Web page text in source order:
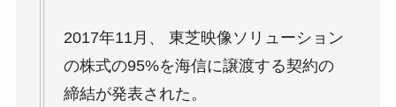
2017年11月、 東芝映像ソリューション
の株式の95%を海信に譲渡する契約の
締結が発表された。